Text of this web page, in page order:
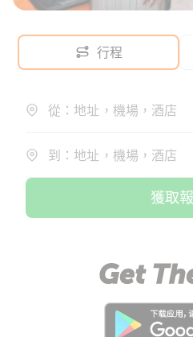
行程
從：地址，機場，酒店
到：地址，機場，酒店
獲取